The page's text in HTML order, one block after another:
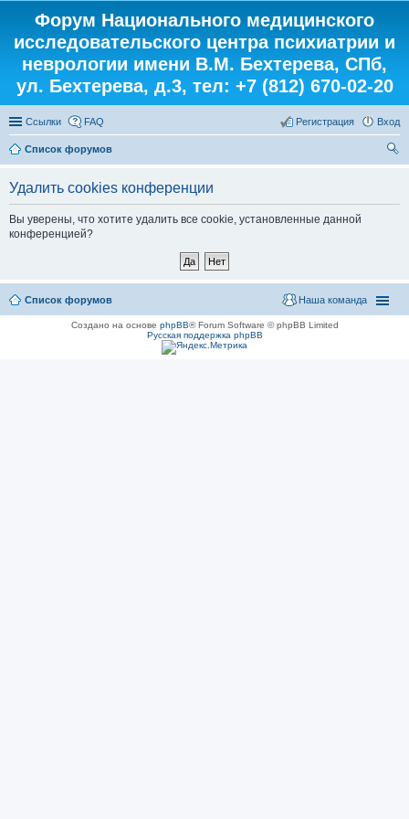
Форум Национального медицинского
исследовательского центра психиатрии и
неврологии имени В.М. Бехтерева, СПб,
ул. Бехтерева, д.3, тел: +7 (812) 670-02-20
Ссылки FAQ Вход
Регистрация
Список форумов
Удалить cookies конференции
Вы уверены, что хотите удалить все cookie, установленные данной
конференцией?
Список форумов Наша команда
Создано на основе phpBB® Forum Software © phpBB Limited
Русская поддержка phpBB